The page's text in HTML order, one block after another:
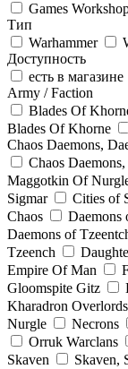
Games
Тип
Warhammer
Доступность
есть в магазине
Army / Faction
Blades Of
Blades Of Khorne
Chaos Daemons,
Chaos
Maggotkin Of
Sigmar
Cities of
Chaos
Daemons
Daemons of
Tzeench
Empire Of Man
Gloomspite Gitz
Kharadron Overlords
Nurgle
Necrons
Orruk Warclans
Skaven
Skaven,